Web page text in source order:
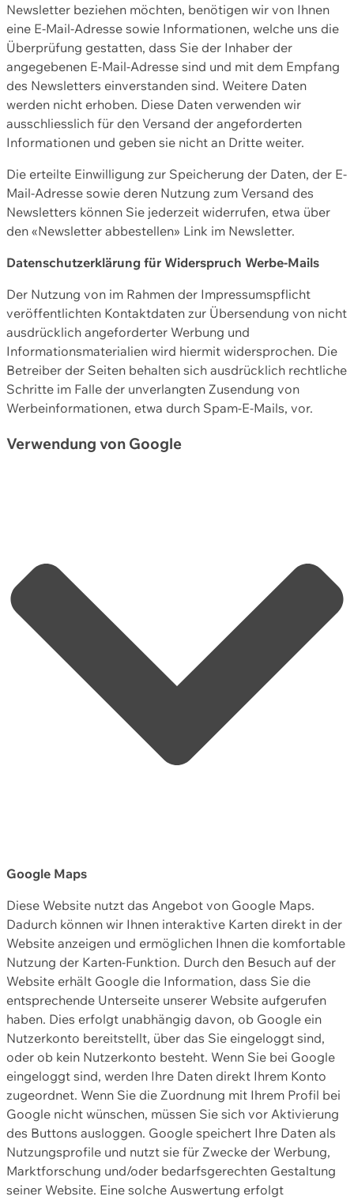
Newsletter beziehen möchten, benötigen wir von Ihnen
eine E-Mail-Adresse sowie Informationen, welche uns die
Überprüfung gestatten, dass Sie der Inhaber der
angegebenen E-Mail-Adresse sind und mit dem Empfang
des Newsletters einverstanden sind. Weitere Daten
werden nicht erhoben. Diese Daten verwenden wir
ausschliesslich für den Versand der angeforderten
Informationen und geben sie nicht an Dritte weiter.
Die erteilte Einwilligung zur Speicherung der Daten, der E-
Mail-Adresse sowie deren Nutzung zum Versand des
Newsletters können Sie jederzeit widerrufen, etwa über
den «Newsletter abbestellen» Link im Newsletter.
Datenschutzerklärung für Widerspruch Werbe-Mails
Der Nutzung von im Rahmen der Impressumspflicht
veröffentlichten Kontaktdaten zur Übersendung von nicht
ausdrücklich angeforderter Werbung und
Informationsmaterialien wird hiermit widersprochen. Die
Betreiber der Seiten behalten sich ausdrücklich rechtliche
Schritte im Falle der unverlangten Zusendung von
Werbeinformationen, etwa durch Spam-E-Mails, vor.
Verwendung von Google
Google Maps
Diese Website nutzt das Angebot von Google Maps.
Dadurch können wir Ihnen interaktive Karten direkt in der
Website anzeigen und ermöglichen Ihnen die komfortable
Nutzung der Karten-Funktion. Durch den Besuch auf der
Website erhält Google die Information, dass Sie die
entsprechende Unterseite unserer Website aufgerufen
haben. Dies erfolgt unabhängig davon, ob Google ein
Nutzerkonto bereitstellt, über das Sie eingeloggt sind,
oder ob kein Nutzerkonto besteht. Wenn Sie bei Google
eingeloggt sind, werden Ihre Daten direkt Ihrem Konto
zugeordnet. Wenn Sie die Zuordnung mit Ihrem Profil bei
Google nicht wünschen, müssen Sie sich vor Aktivierung
des Buttons ausloggen. Google speichert Ihre Daten als
Nutzungsprofile und nutzt sie für Zwecke der Werbung,
Marktforschung und/oder bedarfsgerechten Gestaltung
seiner Website. Eine solche Auswertung erfolgt